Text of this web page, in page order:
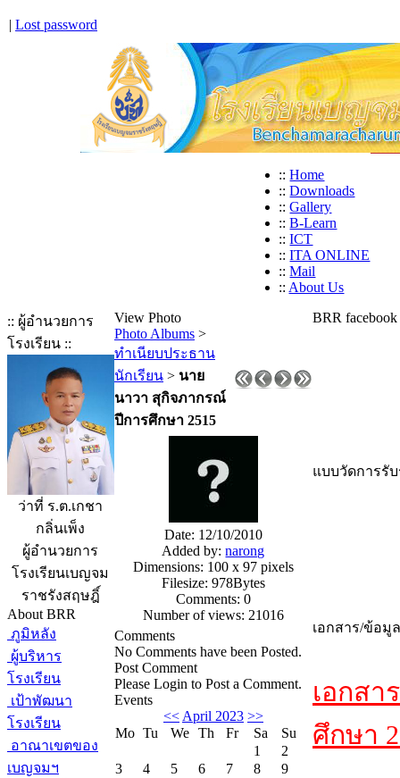
| Lost password
:: Home
:: Downloads
:: Gallery
:: B-Learn
:: ICT
:: ITA ONLINE
:: Mail
:: About Us
:: ผู้อำนวยการ
โรงเรียน ::
ว่าที่ ร.ต.เกชา
กลิ่นเพ็ง
ผู้อำนวยการ
โรงเรียนเบญจม
ราชรังสฤษฎิ์
About BRR
ภูมิหลัง
ผู้บริหาร
โรงเรียน
เป้าพัฒนา
โรงเรียน
อาณาเขตของ
เบญจมฯ
View Photo
Photo Albums >
ทำเนียบประธาน
นักเรียน > นาย
นาวา สุกิจภากรณ์
ปีการศึกษา 2515
Date: 12/10/2010
Added by:narong
Dimensions: 100 x 97 pixels
Filesize: 978Bytes
Comments: 0
Number of views: 21016
Comments
No Comments have been Posted.
Post Comment
Please Login to Post a Comment.
Events
<< April 2023 >>
Mo Tu We Th Fr Sa
Su
1
2
3
4 5 6 7 8
9
BRR facebook
แบบวัดการรั
เอกสาร/ข้อมูล
เอกสา
ศึกษา